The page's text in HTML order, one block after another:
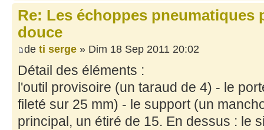
Re: Les échoppes pneumatiques
douce
de ti serge » Dim 18 Sep 2011 20:02
Détail des éléments :
l'outil provisoire (un taraud de 4) - le
fileté sur 25 mm) - le support (un
principal, un étiré de 15. En dessus : le